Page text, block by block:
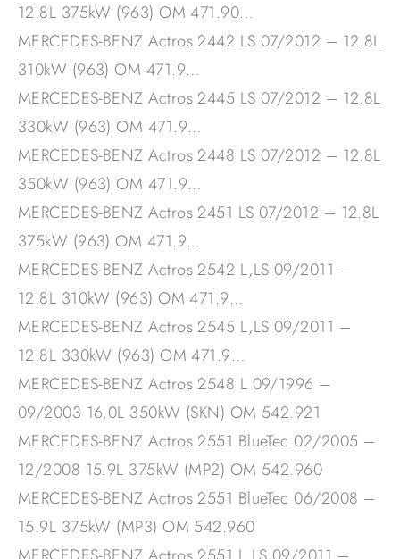
12.8L 375kW (963) OM 471.90…
MERCEDES-BENZ Actros 2442 LS 07/2012 – 12.8L
310kW (963) OM 471.9…
MERCEDES-BENZ Actros 2445 LS 07/2012 – 12.8L
330kW (963) OM 471.9…
MERCEDES-BENZ Actros 2448 LS 07/2012 – 12.8L
350kW (963) OM 471.9…
MERCEDES-BENZ Actros 2451 LS 07/2012 – 12.8L
375kW (963) OM 471.9…
MERCEDES-BENZ Actros 2542 L,LS 09/2011 –
12.8L 310kW (963) OM 471.9…
MERCEDES-BENZ Actros 2545 L,LS 09/2011 –
12.8L 330kW (963) OM 471.9…
MERCEDES-BENZ Actros 2548 L 09/1996 –
09/2003 16.0L 350kW (SKN) OM 542.921
MERCEDES-BENZ Actros 2551 BlueTec 02/2005 –
12/2008 15.9L 375kW (MP2) OM 542.960
MERCEDES-BENZ Actros 2551 BlueTec 06/2008 –
15.9L 375kW (MP3) OM 542.960